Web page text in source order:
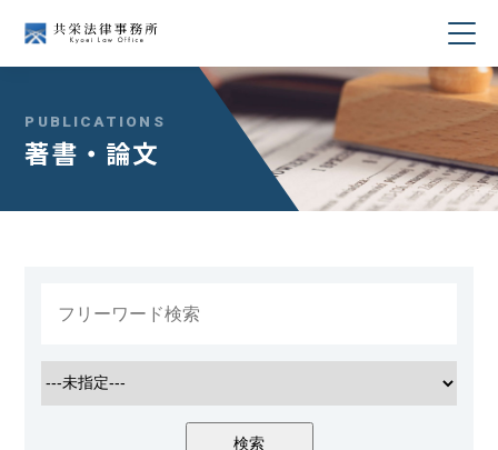
業務分野
コラム
PUBLICATIONS
著書・論文